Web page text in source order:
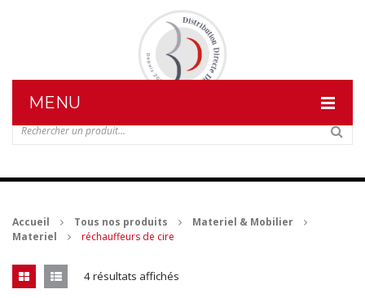
MENU
NOS PRODUITS
CONTACT
MES ACHATS
Accueil Tous nos produits
Materiel & Mobilier
Materiel
réchauffeurs de cire
4 résultats affichés